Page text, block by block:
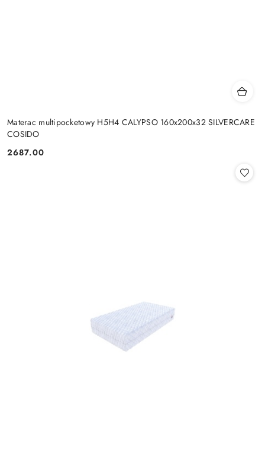
Materac multipocketowy H5H4 CALYPSO 160x200x32 SILVERCARE
COSIDO
Cena:
2687.00